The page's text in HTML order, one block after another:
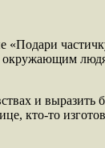
и выразить
кто-то